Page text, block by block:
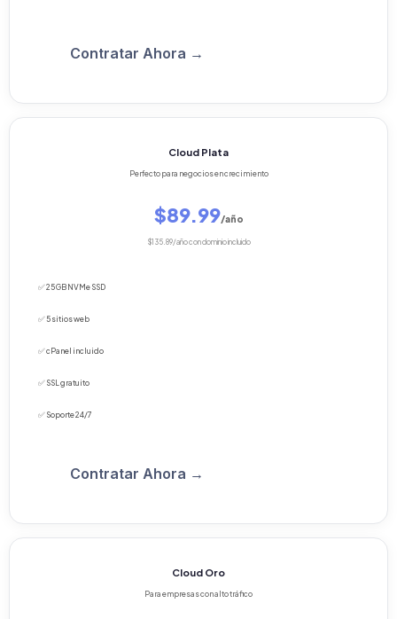
Contratar Ahora →
Cloud Plata
Perfecto para negocios en crecimiento
$89.99/año
$135.89/año con dominio incluido
✅ 25 GB NVMe SSD
✅ 5 sitios web
✅ cPanel incluido
✅ SSL gratuito
✅ Soporte 24/7
Contratar Ahora →
Cloud Oro
Para empresas con alto tráfico